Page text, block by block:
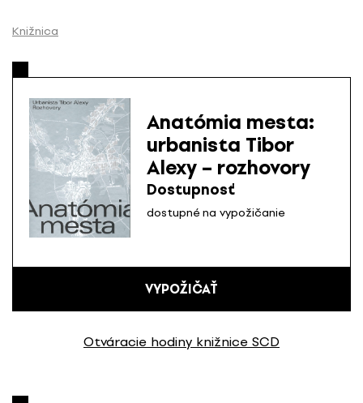
Knižnica
Anatómia mesta:
urbanista Tibor
Alexy – rozhovory
Dostupnosť
dostupné na vypožičanie
VYPOŽIČAŤ
Otváracie hodiny knižnice SCD